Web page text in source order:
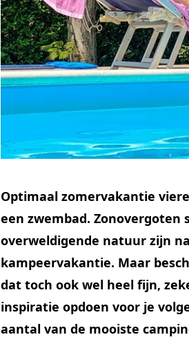
Optimaal zomervakantie
een zwembad. Zonovergoten
overweldigende natuur zijn
kampeervakantie. Maar
dat toch ook wel heel fijn,
inspiratie opdoen voor je
aantal van de mooiste